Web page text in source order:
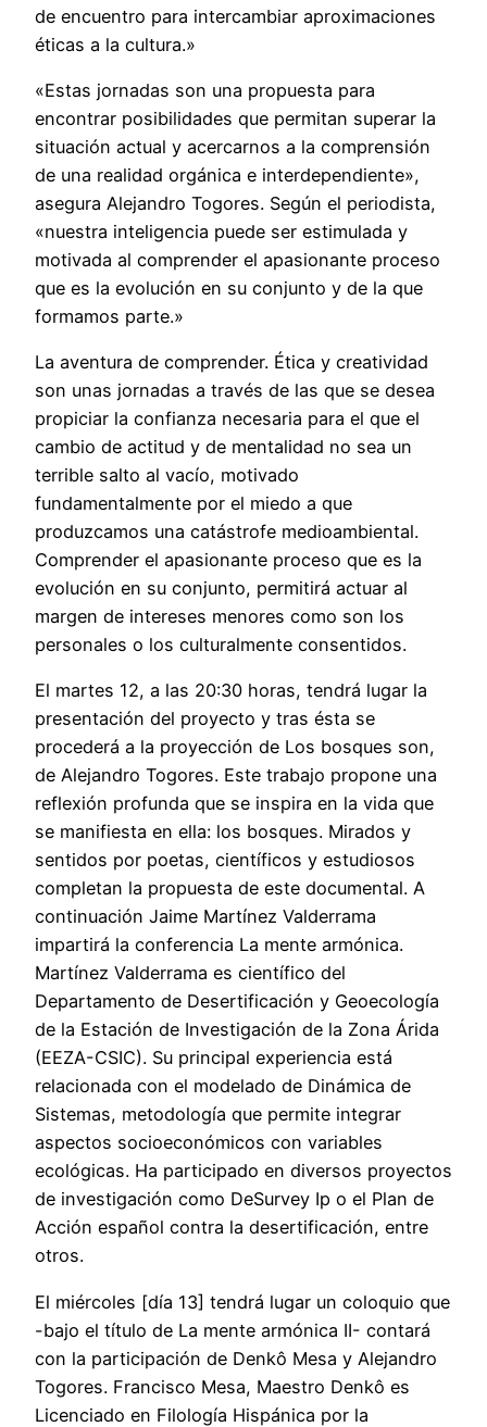
de encuentro para intercambiar aproximaciones
éticas a la cultura.»
«Estas jornadas son una propuesta para
encontrar posibilidades que permitan superar la
situación actual y acercarnos a la comprensión
de una realidad orgánica e interdependiente»,
asegura Alejandro Togores. Según el periodista,
«nuestra inteligencia puede ser estimulada y
motivada al comprender el apasionante proceso
que es la evolución en su conjunto y de la que
formamos parte.»
La aventura de comprender. Ética y creatividad
son unas jornadas a través de las que se desea
propiciar la confianza necesaria para el que el
cambio de actitud y de mentalidad no sea un
terrible salto al vacío, motivado
fundamentalmente por el miedo a que
produzcamos una catástrofe medioambiental.
Comprender el apasionante proceso que es la
evolución en su conjunto, permitirá actuar al
margen de intereses menores como son los
personales o los culturalmente consentidos.
El martes 12, a las 20:30 horas, tendrá lugar la
presentación del proyecto y tras ésta se
procederá a la proyección de Los bosques son,
de Alejandro Togores. Este trabajo propone una
reflexión profunda que se inspira en la vida que
se manifiesta en ella: los bosques. Mirados y
sentidos por poetas, científicos y estudiosos
completan la propuesta de este documental. A
continuación Jaime Martínez Valderrama
impartirá la conferencia La mente armónica.
Martínez Valderrama es científico del
Departamento de Desertificación y Geoecología
de la Estación de Investigación de la Zona Árida
(EEZA-CSIC). Su principal experiencia está
relacionada con el modelado de Dinámica de
Sistemas, metodología que permite integrar
aspectos socioeconómicos con variables
ecológicas. Ha participado en diversos proyectos
de investigación como DeSurvey Ip o el Plan de
Acción español contra la desertificación, entre
otros.
El miércoles [día 13] tendrá lugar un coloquio que
-bajo el título de La mente armónica II- contará
con la participación de Denkô Mesa y Alejandro
Togores. Francisco Mesa, Maestro Denkô es
Licenciado en Filología Hispánica por la